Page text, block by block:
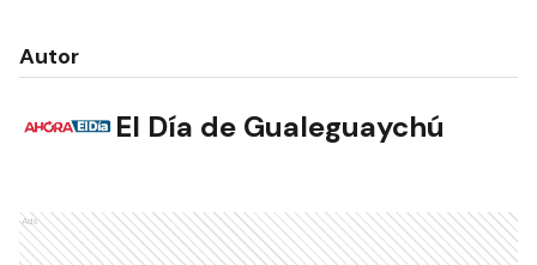
Autor
El Día de Gualeguaychú
Ads